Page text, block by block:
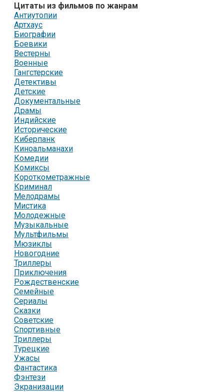
Цитаты из фильмов по жанрам
Антиутопии
Артхаус
Биографии
Боевики
Вестерны
Военные
Гангстерские
Детективы
Детские
Документальные
Драмы
Индийские
Исторические
Киберпанк
Киноальманахи
Комедии
Комиксы
Короткометражные
Криминал
Мелодрамы
Мистика
Молодежные
Музыкальные
Мультфильмы
Мюзиклы
Новогодние
Триллеры
Приключения
Рождественские
Семейные
Сериалы
Сказки
Советские
Спортивные
Триллеры
Турецкие
Ужасы
Фантастика
Фэнтези
Экранизации